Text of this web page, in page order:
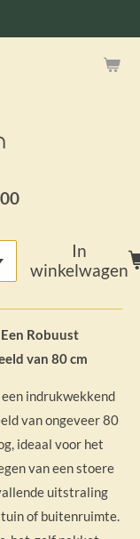
In
winkelwagen
Robuust
van 80 cm
een indrukwekkend
van ongeveer 80
ideaal voor het
van een stoere
uitstraling
tuin of buitenruimte.